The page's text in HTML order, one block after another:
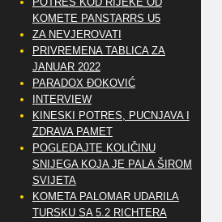
KOMETE PANSTARRS U5
ZA NEVJEROVATI
PRIVREMENA TABLICA ZA
JANUAR 2022
PARADOX ĐOKOVIĆ
INTERVIEW
KINESKI POTRES, PUCNJAVA I
ZDRAVA PAMET
POGLEDAJTE KOLIČINU
SNIJEGA KOJA JE PALA ŠIROM
SVIJETA
KOMETA PALOMAR UDARILA
TURSKU SA 5.2 RICHTERA